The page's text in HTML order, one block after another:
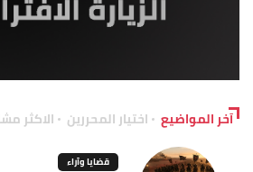
آخر المواضيع اختيار المحررين الاكثر
قضايا وآراء